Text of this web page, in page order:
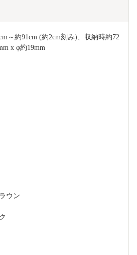
～約91cm (約2cm刻み)、収納時約72
x φ約19mm
ウン